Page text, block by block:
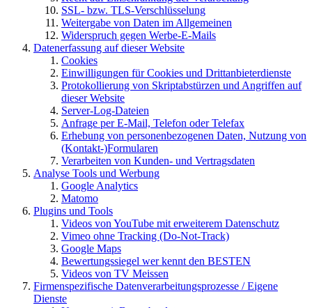
SSL- bzw. TLS-Verschlüsselung
Weitergabe von Daten im Allgemeinen
Widerspruch gegen Werbe-E-Mails
Datenerfassung auf dieser Website
Cookies
Einwilligungen für Cookies und Drittanbieterdienste
Protokollierung von Skriptabstürzen und Angriffen auf
dieser Website
Server-Log-Dateien
Anfrage per E-Mail, Telefon oder Telefax
Erhebung von personenbezogenen Daten, Nutzung von
(Kontakt-)Formularen
Verarbeiten von Kunden- und Vertragsdaten
Analyse Tools und Werbung
Google Analytics
Matomo
Plugins und Tools
Videos von YouTube mit erweiterem Datenschutz
Vimeo ohne Tracking (Do-Not-Track)
Google Maps
Bewertungssiegel wer kennt den BESTEN
Videos von TV Meissen
Firmenspezifische Datenverarbeitungsprozesse / Eigene
Dienste